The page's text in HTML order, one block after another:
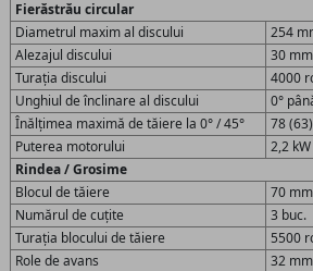
Fierăstrău circular
Diametrul maxim al discului
254
Alezajul discului
30 mm
Turația discului
4000
Unghiul de înclinare al discului
0°
Înălțimea maximă de tăiere la 0° / 45°
78
Puterea motorului
2,2 kW
Rindea / Grosime
Blocul de tăiere
70 mm
Numărul de cuțite
3 buc.
Turația blocului de tăiere
5500
Role de avans
32 mm